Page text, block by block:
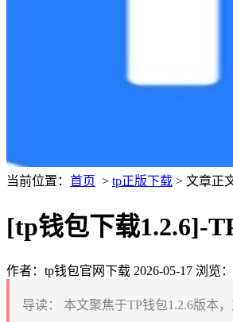
当前位置： 首页 > tp正版下载 > 文章正
[tp钱包下载1.2.6]-
作者：tp钱包官网下载 2026-05-17 浏览
导读：
本文聚焦于TP钱包1.2.6版本